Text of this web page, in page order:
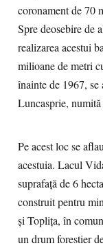
coronament de 70
Spre deosebire de
realizarea acestui
milioane de metri
înainte de 1967,
Luncasprie,
Pe acest loc se
acestuia. Lacul
suprafaţă de 6
construit pentru
și Toplița, în
un drum forestier